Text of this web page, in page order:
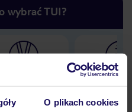
O plikach cookies
wybrać TUI?
w Polsce
30 lat w